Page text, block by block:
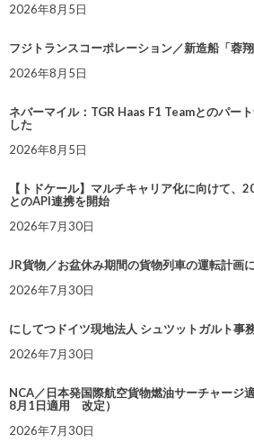
2026年8月5日
フジトランスコーポレーション／新造船「蓉
2026年8月5日
ネバーマイル：TGR Haas F1 Teamとのパー
した
2026年8月5日
【トドケール】マルチキャリア化に向けて、
とのAPI連携を開始
2026年7月30日
JR貨物／お盆休み期間の貨物列車の運転計画
2026年7月30日
にしてつドイツ現地法人 シュツットガルト事
2026年7月30日
NCA／日本発国際航空貨物燃油サーチャージ
8月1日適用 改定）
2026年7月30日